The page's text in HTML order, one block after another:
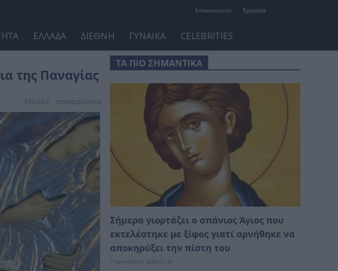
Επικοινωνία Εργασία
ΕΛΛΑΔΑ ΔΙΕΘΝΗ ΓΥΝΑΙΚΑ CELEBRITIES
της Παναγίας
Ελλάδα επικαιpότnτα
ΤΑ ΠΙΟ ΣΗΜΑΝΤΙΚΑ
Σήμερα γιορτάζει ο σπάνιος Άγιος που
εκτελέστηκε με ξίφος γιατί αρνήθηκε να
αποκηρύξει την πίστη του
7 Αυγούστου 2026 01:30